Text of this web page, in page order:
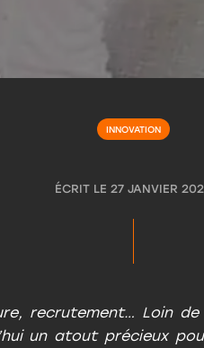
INNOVATION
ÉCRIT LE 27 JANVIER
recrutement… Loin
un atout précieux